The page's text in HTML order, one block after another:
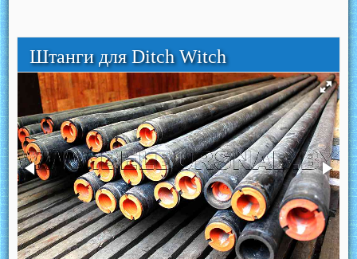
Штанги для Ditch Witch